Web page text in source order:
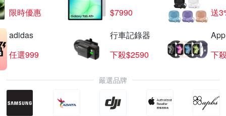
限時優惠
$7990
送
adidas
任選999
行車記錄器
下殺$2590
下
嚴選品牌